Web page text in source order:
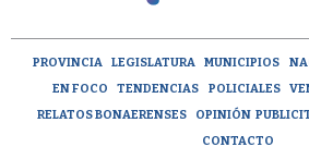
PROVINCIA LEGISLATURA MUNICIPIOS
EN FOCO
TENDENCIAS POLICIALES
RELATOS BONAERENSES
OPINIÓN
CONTACTO